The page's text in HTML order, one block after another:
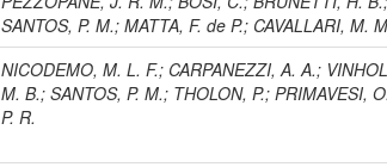
SANTOS, P. M.;MATTA, F. de P.; CAVALLARI, M.
NICODEMO, M. L. F.; CARPANEZZI, A. A.;
M. B.;SANTOS, P. M.; THOLON, P.;PRIMAVESI,
P. R.